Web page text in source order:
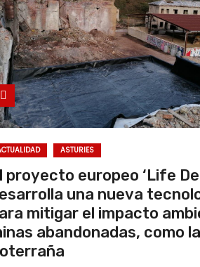
ASTURIES
proyecto europeo ‘Life
una nueva
mitigar el impacto
abandonadas, como